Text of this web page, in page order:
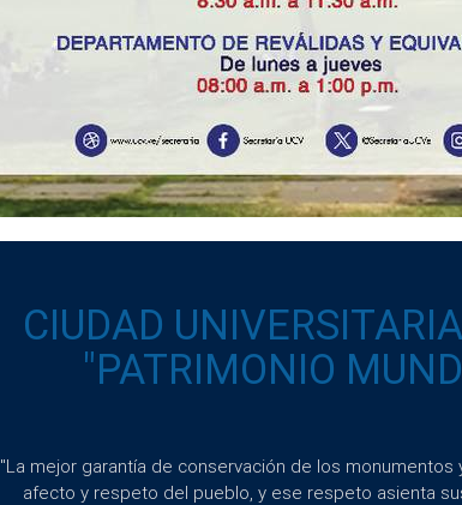
CIUDAD
"PATRIMONIO
"La mejor garantía de conservación de los
afecto y respeto del pueblo, y ese respeto asienta